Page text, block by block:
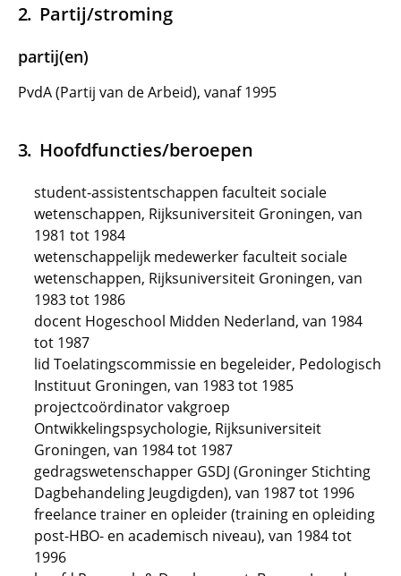
Partij/stroming
partij(en)
PvdA (Partij van de Arbeid), vanaf 1995
Hoofdfuncties/beroepen
student-assistentschappen faculteit sociale
wetenschappen, Rijksuniversiteit Groningen, van
1981 tot 1984
wetenschappelijk medewerker faculteit sociale
wetenschappen, Rijksuniversiteit Groningen, van
1983 tot 1986
docent Hogeschool Midden Nederland, van 1984
tot 1987
lid Toelatingscommissie en begeleider, Pedologisch
Instituut Groningen, van 1983 tot 1985
projectcoördinator vakgroep
Ontwikkelingspsychologie, Rijksuniversiteit
Groningen, van 1984 tot 1987
gedragswetenschapper GSDJ (Groninger Stichting
Dagbehandeling Jeugdigden), van 1987 tot 1996
freelance trainer en opleider (training en opleiding
post-HBO- en academisch niveau), van 1984 tot
1996